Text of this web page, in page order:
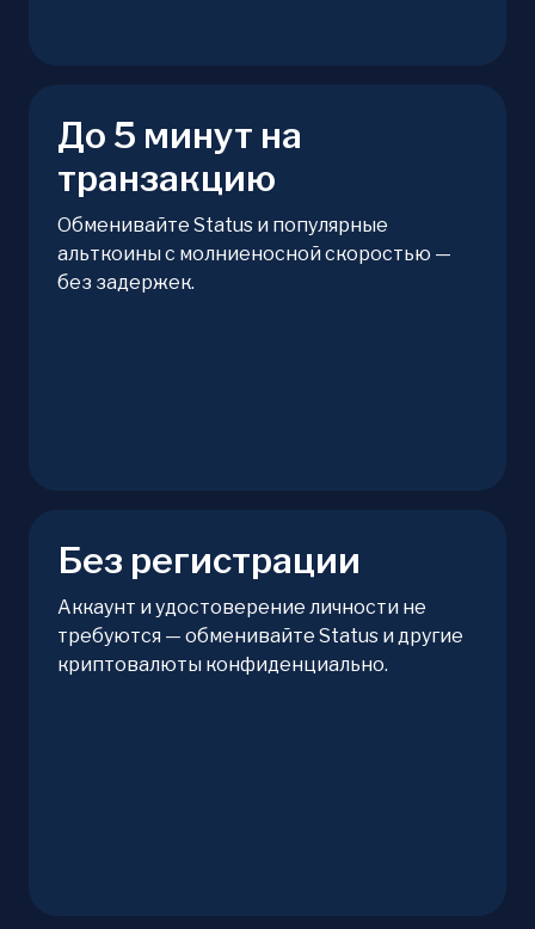
До 5 минут на
транзакцию
Обменивайте Status и популярные
альткоины с молниеносной скоростью —
без задержек.
Без регистрации
Аккаунт и удостоверение личности не
требуются — обменивайте Status и другие
криптовалюты конфиденциально.